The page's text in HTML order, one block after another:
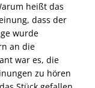
heißt das
dass der
wurde
an die
war es, die
zu hören